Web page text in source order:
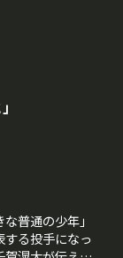
な普通の少年」
る投手になっ